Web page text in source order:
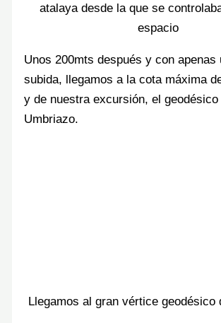
atalaya desde la que se
espacio
Unos 200mts después y con apenas
subida, llegamos a la cota máxima
y de nuestra excursión, el geodésico
Umbriazo.
Llegamos al gran vértice geodésico